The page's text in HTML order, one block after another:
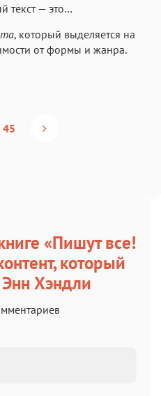
текст — это…
, который выделяется на
от формы и жанра.
45
«Пишут все!
который
Энн Хэндли